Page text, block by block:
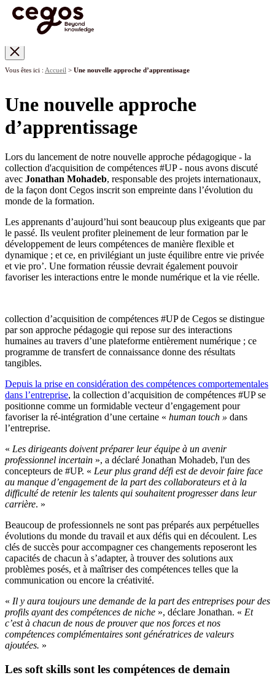
Vous êtes ici : Accueil > Une nouvelle approche d’apprentissage
Une nouvelle approche
d’apprentissage
Lors du lancement de notre nouvelle approche pédagogique - la
collection d'acquisition de compétences #UP - nous avons discuté
avec Jonathan Mohadeb, responsable des projets internationaux,
de la façon dont Cegos inscrit son empreinte dans l’évolution du
monde de la formation.
Les apprenants d’aujourd’hui sont beaucoup plus exigeants que par
le passé. Ils veulent profiter pleinement de leur formation par le
développement de leurs compétences de manière flexible et
dynamique ; et ce, en privilégiant un juste équilibre entre vie privée
et vie pro’. Une formation réussie devrait également pouvoir
favoriser les interactions entre le monde numérique et la vie réelle.
collection d’acquisition de compétences #UP de Cegos se distingue
par son approche pédagogie qui repose sur des interactions
humaines au travers d’une plateforme entièrement numérique ; ce
programme de transfert de connaissance donne des résultats
tangibles.
Depuis la prise en considération des compétences comportementales
dans l’entreprise, la collection d’acquisition de compétences #UP se
positionne comme un formidable vecteur d’engagement pour
favoriser la ré-intégration d’une certaine « human touch » dans
l’entreprise.
« Les dirigeants doivent préparer leur équipe à un avenir
professionnel incertain », a déclaré Jonathan Mohadeb, l'un des
concepteurs de #UP. « Leur plus grand défi est de devoir faire face
au manque d’engagement de la part des collaborateurs et à la
difficulté de retenir les talents qui souhaitent progresser dans leur
carrière. »
Beaucoup de professionnels ne sont pas préparés aux perpétuelles
évolutions du monde du travail et aux défis qui en découlent. Les
clés de succès pour accompagner ces changements reposeront les
capacités de chacun à s’adapter, à trouver des solutions aux
problèmes posés, et à maîtriser des compétences telles que la
communication ou encore la créativité.
« Il y aura toujours une demande de la part des entreprises pour des
profils ayant des compétences de niche », déclare Jonathan. « Et
c’est à chacun de nous de prouver que nos forces et nos
compétences complémentaires sont génératrices de valeurs
ajoutées. »
Les soft skills sont les compétences de demain